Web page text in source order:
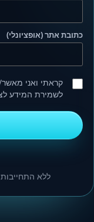
כתובת אתר (אופציונלי)
קראתי ואני
לשמירת המידע
ללא